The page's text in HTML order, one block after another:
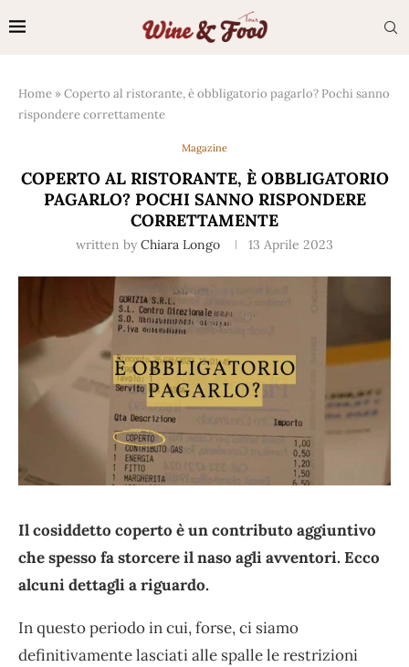
Home »Coperto al ristorante, è obbligatorio pagarlo? Pochi sanno
rispondere correttamente
Magazine
COPERTO AL RISTORANTE, È OBBLIGATORIO
PAGARLO? POCHI SANNO RISPONDERE
CORRETTAMENTE
written by Chiara Longo 13 Aprile 2023
Il cosiddetto coperto è un contributo aggiuntivo
che spesso fa storcere il naso agli avventori. Ecco
alcuni dettagli a riguardo.
In questo periodo in cui, forse, ci siamo
definitivamente lasciati alle spalle le restrizioni